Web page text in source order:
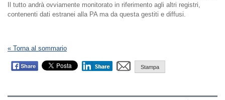
Il tutto andrà ovviamente monitorato in riferimento agli altri registri,
contenenti dati estranei alla PA ma da questa gestiti e diffusi.
« Torna al sommario
Stampa